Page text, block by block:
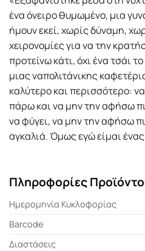
ένα όνειρο θυμωμένο, μια
ήμουν εκεί, χωρίς δύναμη,
χειρονομίες για να την
προτείνω κάτι, όχι ένα τσάι
μιας ναπολιτάνικης
καλύτερο και περισσότερο:
πάρω και να μην την αφήσω
να φύγει, να μην την αφήσω
αγκαλιά. Όμως εγώ είμαι
Πληροφορίες
Ημερομηνία Κυκλοφορίας
Barcode
Διαστάσεις